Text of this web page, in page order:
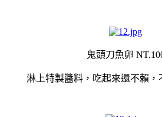
鬼頭刀魚卵
淋上特製醬料，吃起來還不賴，